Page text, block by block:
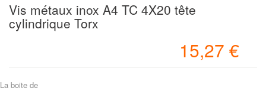
Vis métaux inox A4 TC 4X20 tête
cylindrique Torx
15,27 €
La boite de